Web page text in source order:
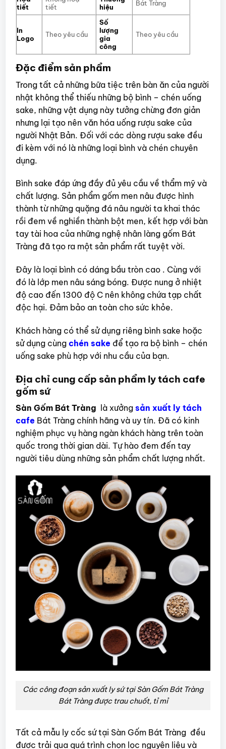
tiết
tiết
hiệu
Bát Tràng
In
Logo
Theo yêu cầu
Số
lượng
gia
công
Theo yêu cầu
Đặc điểm sản phẩm
Trong tất cả những bữa tiệc trên bàn ăn của người
nhật không thể thiếu những bộ bình – chén uống
sake, những vật dụng này tưởng chừng đơn giản
nhưng lại tạo nên văn hóa uống rượu sake của
người Nhật Bản. Đối với các dòng rượu sake đều
đi kèm với nó là những loại bình và chén chuyên
dụng.
Bình sake đáp ứng đầy đủ yêu cầu về thẩm mỹ và
chất lượng. Sản phẩm gốm men nâu được hình
thành từ những quặng đá nâu người ta khai thác
rồi đem về nghiền thành bột men, kết hợp với bàn
tay tài hoa của những nghệ nhân làng gốm Bát
Tràng đã tạo ra một sản phẩm rất tuyệt vời.
Đây là loại bình có dáng bầu tròn cao . Cùng với
đó là lớp men nâu sáng bóng. Được nung ở nhiệt
độ cao đến 1300 độ C nên không chứa tạp chất
độc hại. Đảm bảo an toàn cho sức khỏe.
Khách hàng có thể sử dụng riêng bình sake hoặc
sử dụng cùng chén sake để tạo ra bộ bình – chén
uống sake phù hợp với nhu cầu của bạn.
Địa chỉ cung cấp sản phẩm ly tách cafe
gốm sứ
Sàn Gốm Bát Tràng là xưởng sản xuất ly tách
cafe Bát Tràng chính hãng và uy tín. Đã có kinh
nghiệm phục vụ hàng ngàn khách hàng trên toàn
quốc trong thời gian dài. Tự hào đem đến tay
người tiêu dùng những sản phẩm chất lượng nhất.
Các công đoạn sản xuất ly sứ tại Sàn Gốm Bát Tràng
Bát Tràng được trau chuốt, tỉ mỉ
Tất cả mẫu ly cốc sứ tại Sàn Gốm Bát Tràng đều
được trải qua quá trình chọn lọc nguyên liệu và